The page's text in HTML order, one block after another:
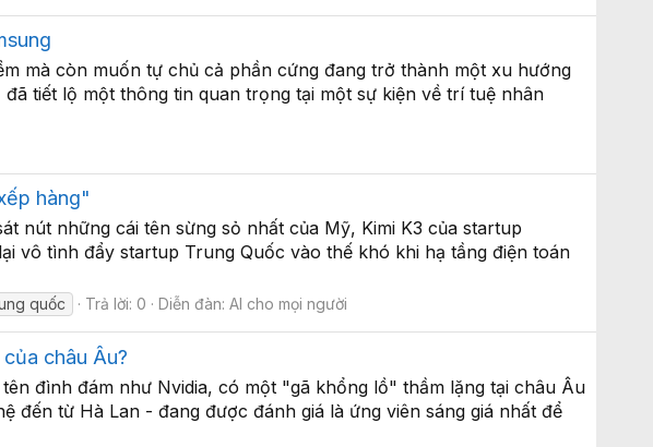
mà còn muốn tự chủ cả phần cứng đang trở thành một xu hướng
tiết lộ một thông tin quan trọng tại một sự kiện về trí tuệ nhân
hàng"
nút những cái tên sừng sỏ nhất của Mỹ, Kimi K3 của startup
vô tình đẩy startup Trung Quốc vào thế khó khi hạ tầng điện toán
quốc Trả lời: 0 Diễn đàn:AI cho mọi người
châu Âu?
đình đám như Nvidia, có một "gã khổng lồ" thầm lặng tại châu Âu
đến từ Hà Lan - đang được đánh giá là ứng viên sáng giá nhất để